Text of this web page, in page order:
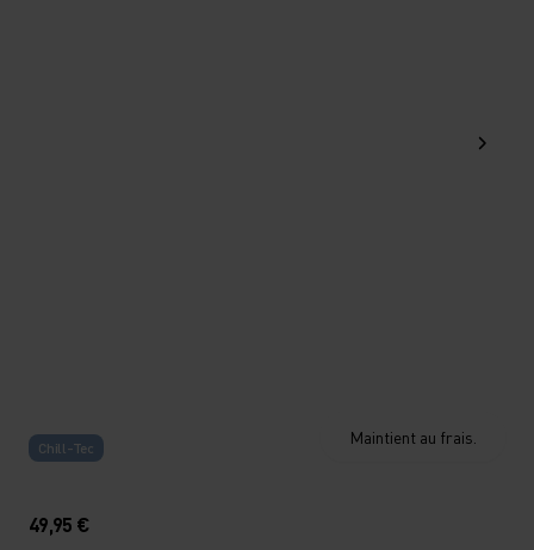
Chill-Tec
Maintient au frais.
49,95 €